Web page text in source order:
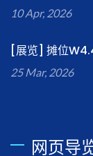
10 Apr, 2026
[展览] 摊位
25 Mar, 2026
网页导